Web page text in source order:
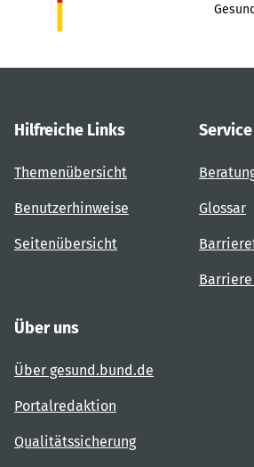
Hilfreiche Links
Themenübersicht
Benutzerhinweise
Seitenübersicht
Service
Glossar
Über uns
Über gesund.bund.de
Portalredaktion
Qualitätssicherung